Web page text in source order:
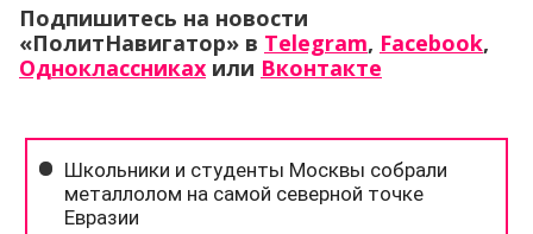
Подпишитесь на новости
«ПолитНавигатор» в Telegram, Facebook,
Одноклассниках или Вконтакте